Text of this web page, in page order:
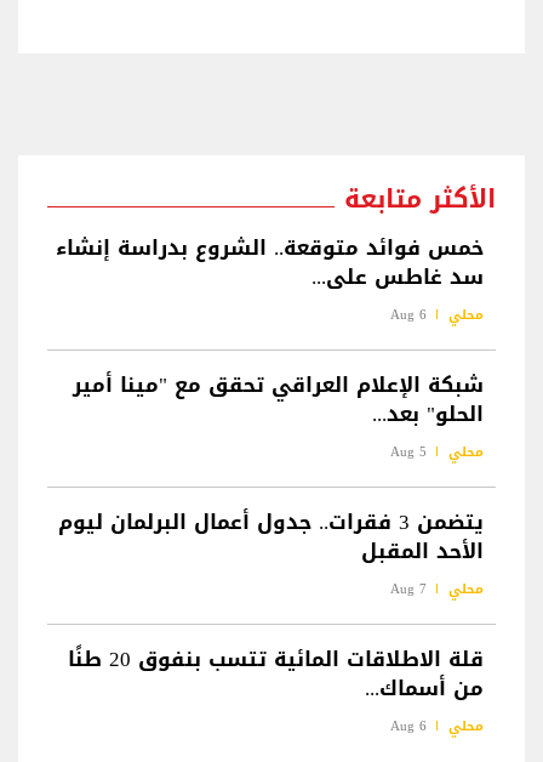
الأكثر متابعة
خمس فوائد متوقعة.. الشروع بدراسة إنشاء
سد غاطس على...
محلي 6 Aug
شبكة الإعلام العراقي تحقق مع "مينا أمير
الحلو" بعد...
محلي 5 Aug
يتضمن 3 فقرات.. جدول أعمال البرلمان ليوم
الأحد المقبل
محلي 7 Aug
قلة الاطلاقات المائية تتسب بنفوق 20 طنًا
من أسماك...
محلي 6 Aug